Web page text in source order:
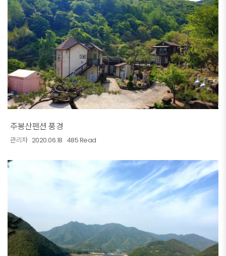
주봉산펜션 풍경
관리자 2020.06.18 485 Read